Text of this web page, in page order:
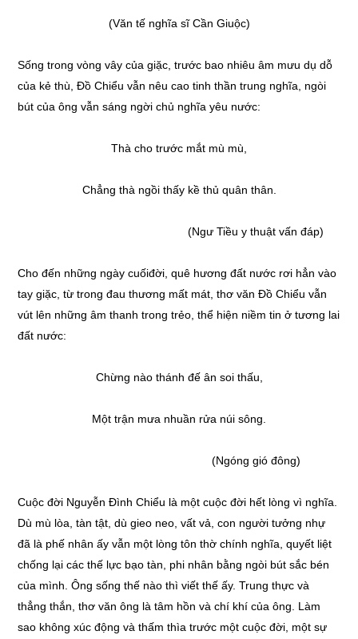
(Văn tế nghĩa sĩ Cần Giuộc)
Sống trong vòng vây của giặc, trước bao nhiêu âm mưu dụ dỗ
của kẻ thù, Đồ Chiểu vẫn nêu cao tinh thần trung nghĩa, ngòi
bút của ông vẫn sáng ngời chủ nghĩa yêu nước:
Thà cho trước mắt mù mù,
Chẳng thà ngồi thấy kề thủ quân thân.
(Ngư Tiều y thuật vấn đáp)
Cho đến những ngày cuốiđời, quê hương đất nước rơi hẳn vào
tay giặc, từ trong đau thương mất mát, thơ văn Đồ Chiểu vẫn
vút lên những âm thanh trong trẻo, thể hiện niềm tin ở tương lai
đất nước:
Chừng nào thánh đế ân soi thấu,
Một trận mưa nhuần rửa núi sông.
(Ngóng gió đông)
Cuộc đời Nguyễn Đình Chiểu là một cuộc đời hết lòng vì nghĩa.
Dù mù lòa, tàn tật, dù gieo neo, vất vả, con người tưởng nhự
đã là phế nhân ấy vẫn một lòng tôn thờ chính nghĩa, quyết liệt
chống lại các thế lực bạo tàn, phi nhân bằng ngòi bút sắc bén
của mình. Ông sống thế nào thì viết thế ấy. Trung thực và
thẳng thắn, thơ văn ông là tâm hồn và chí khí của ông. Làm
sao không xúc động và thấm thìa trước một cuộc đời, một sự